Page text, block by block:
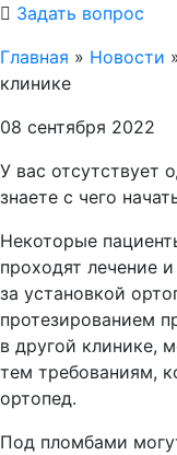
Задать вопрос
Главная » Новости
клинике
08 сентября 2022
У вас отсутствует
знаете с чего
Некоторые
проходят лечение
за установкой
протезированием
в другой клинике,
тем требованиям,
ортопед.
Под пломбами